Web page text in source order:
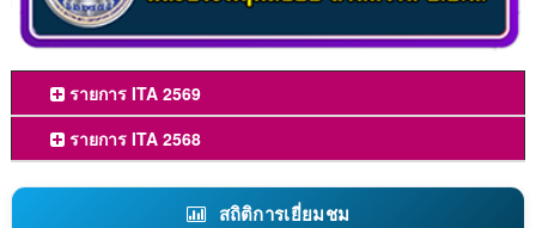
รายการ ITA 2569
รายการ ITA 2568
สถิติการเยี่ยมชม